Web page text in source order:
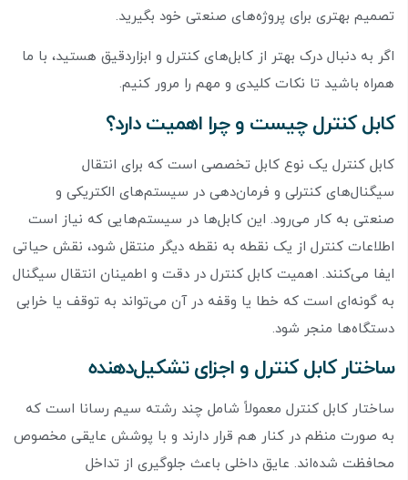
تصمیم بهتری برای پروژه‌های صنعتی خود بگیرید.
اگر به دنبال درک بهتر از کابل‌های کنترل و ابزاردقیق هستید، با ما
همراه باشید تا نکات کلیدی و مهم را مرور کنیم.
کابل کنترل چیست و چرا اهمیت دارد؟
کابل کنترل یک نوع کابل تخصصی است که برای انتقال
سیگنال‌های کنترلی و فرمان‌دهی در سیستم‌های الکتریکی و
صنعتی به کار می‌رود. این کابل‌ها در سیستم‌هایی که نیاز است
اطلاعات کنترل از یک نقطه به نقطه دیگر منتقل شود، نقش حیاتی
ایفا می‌کنند. اهمیت کابل کنترل در دقت و اطمینان انتقال سیگنال
به گونه‌ای است که خطا یا وقفه در آن می‌تواند به توقف یا خرابی
دستگاه‌ها منجر شود.
ساختار کابل کنترل و اجزای تشکیل‌دهنده
ساختار کابل کنترل معمولاً شامل چند رشته سیم رسانا است که
به صورت منظم در کنار هم قرار دارند و با پوشش عایقی مخصوص
محافظت شده‌اند. عایق داخلی باعث جلوگیری از تداخل